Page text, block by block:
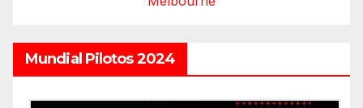
Mundial Pilotos 2024